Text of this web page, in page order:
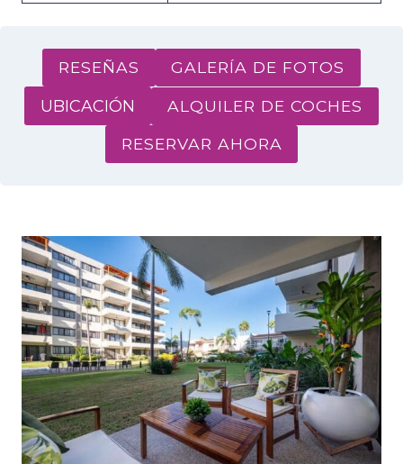
RESEÑAS GALERÍA DE FOTOS
UBICACIÓN ALQUILER DE COCHES
RESERVAR AHORA